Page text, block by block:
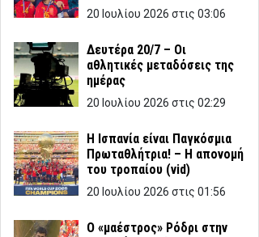
20 Ιουλίου 2026 στις 03:06
Δευτέρα 20/7 – Οι
αθλητικές μεταδόσεις της
ημέρας
20 Ιουλίου 2026 στις 02:29
Η Ισπανία είναι Παγκόσμια
Πρωταθλήτρια! – Η απονομή
του τροπαίου (vid)
20 Ιουλίου 2026 στις 01:56
Ο «μαέστρος» Ρόδρι στην